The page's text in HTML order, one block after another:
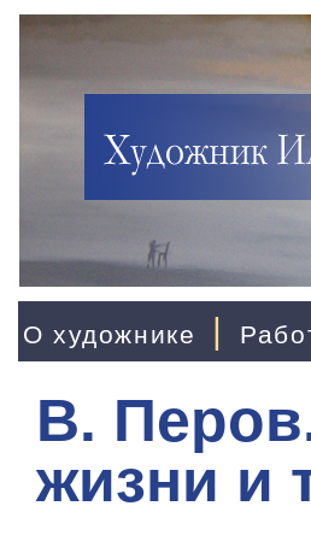
О художнике |
В.
жизни и